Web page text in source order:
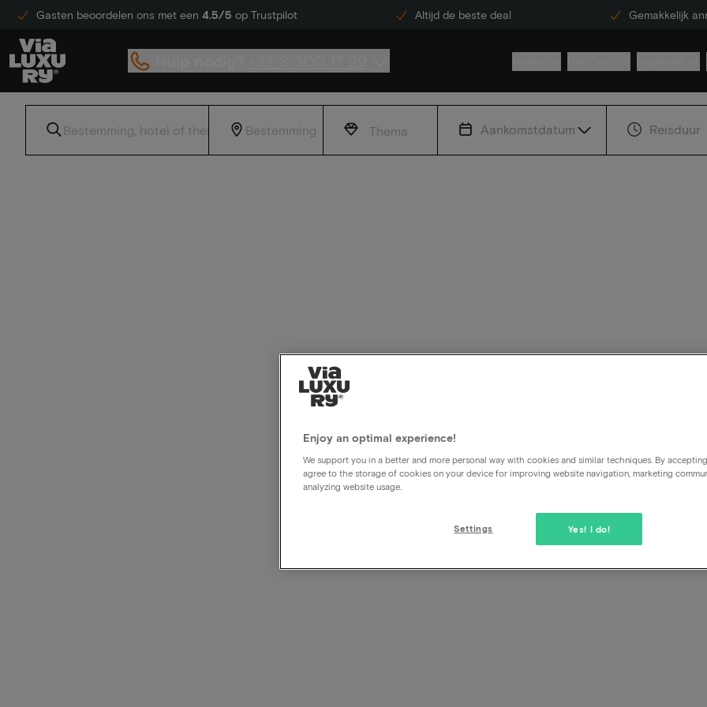
Gasten beoordelen ons met een 4.5/5 op Trustpilot Altijd de beste deal Gemakkelijk
Thema Aankomstdatum Reisduur
Luxe hotels -
nacht gratis
Enjoy an optimal experience!
We support you in a better and more personal way with cookies and similar techniques. By
agree to the storage of cookies on your device for improving website navigation, marketing
analyzing website usage.
Yes! I do!
Settings